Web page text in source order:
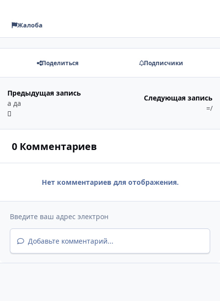
Жалоба
Поделиться Подписчики
Предыдущая запись
а да
Следующая запись
=/
0 Комментариев
Нет комментариев для отображения.
Добавьте комментарий...